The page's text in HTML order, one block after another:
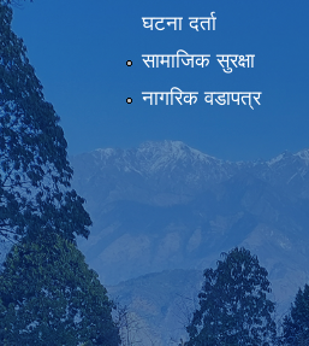
घटना दर्ता
सामाजिक सुरक्षा
नागरिक वडापत्र